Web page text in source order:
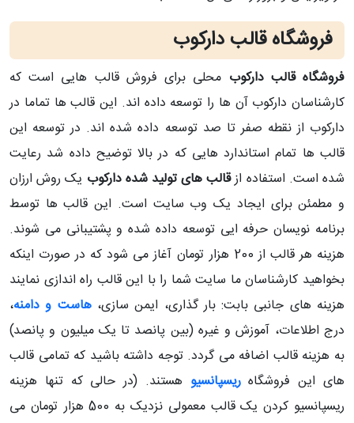
فروشگاه قالب دارکوب
فروشگاه قالب دارکوب محلی برای فروش قالب هایی است که
کارشناسان دارکوب آن ها را توسعه داده اند. این قالب ها تماما در
دارکوب از نقطه صفر تا صد توسعه داده شده اند. در توسعه این
قالب ها تمام استاندارد هایی که در بالا توضیح داده شد رعایت
شده است. استفاده ازقالب های تولید شده دارکوب یک روش ارزان
و مطمئن برای ایجاد یک وب سایت است. این قالب ها توسط
برنامه نویسان حرفه ایی توسعه داده شده و پشتیبانی می شوند.
هزینه هر قالب از 200 هزار تومان آغاز می شود که در صورت اینکه
بخواهید کارشناسان ما سایت شما را با این قالب راه اندازی نمایند
هزینه های جانبی بابت: بار گذاری، ایمن سازی،هاست و دامنه،
درج اطلاعات، آموزش و غیره (بین پانصد تا یک میلیون و پانصد)
به هزینه قالب اضافه می گردد. توجه داشته باشید که تمامی قالب
های این فروشگاهریسپانسیو هستند. (در حالی که تنها هزینه
ریسپانسیو کردن یک قالب معمولی نزدیک به 500 هزار تومان می